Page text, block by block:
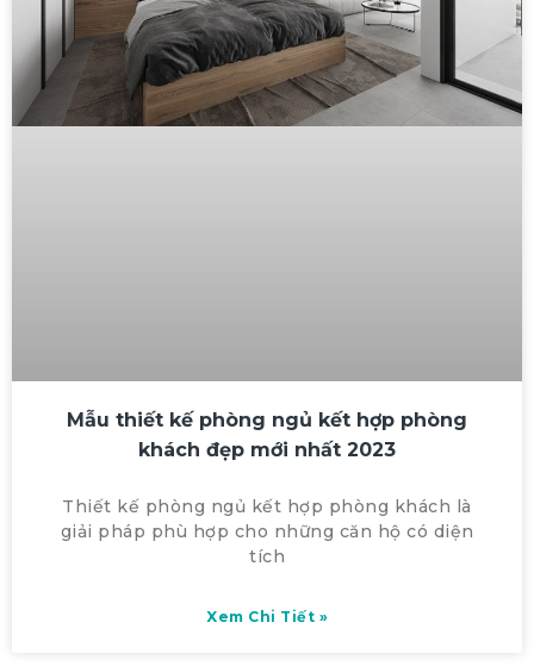
Mẫu thiết kế phòng ngủ kết hợp phòng
khách đẹp mới nhất 2023
Thiết kế phòng ngủ kết hợp phòng khách là
giải pháp phù hợp cho những căn hộ có diện
tích
Xem Chi Tiết »